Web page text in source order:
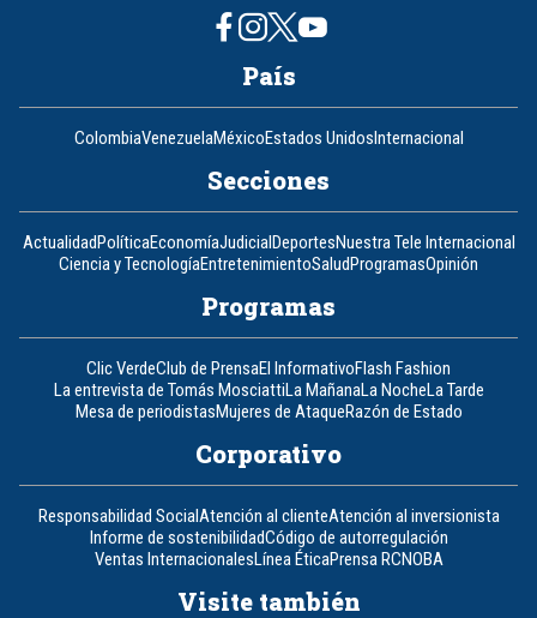
País
ColombiaVenezuelaMéxicoEstados UnidosInternacional
Secciones
ActualidadPolíticaEconomíaJudicialDeportesNuestra Tele Internacional
Ciencia y TecnologíaEntretenimientoSaludProgramasOpinión
Programas
Clic VerdeClub de PrensaEl InformativoFlash Fashion
La entrevista de Tomás MosciattiLa MañanaLa NocheLa Tarde
Mesa de periodistasMujeres de AtaqueRazón de Estado
Corporativo
Responsabilidad SocialAtención al clienteAtención al inversionista
Informe de sostenibilidadCódigo de autorregulación
Ventas InternacionalesLínea ÉticaPrensa RCNOBA
Visite también